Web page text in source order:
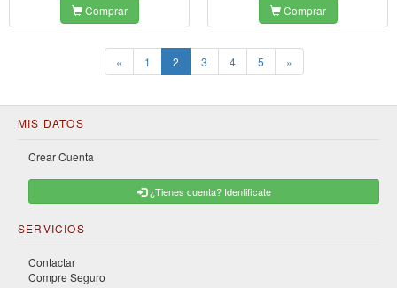
Comprar Comprar
« 1 2(current)
3 4 5 »
MIS DATOS
Crear Cuenta
¿Tienes cuenta? Identificate
SERVICIOS
Contactar
Compre Seguro